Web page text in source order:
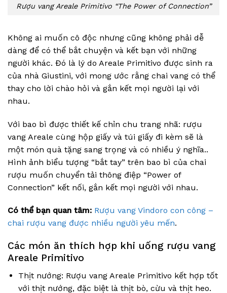
Rượu vang Areale Primitivo “The Power of Connection”
Không ai muốn cô độc nhưng cũng không phải dễ
dàng để có thể bắt chuyện và kết bạn với những
người khác. Đó là lý do Areale Primitivo được sinh ra
của nhà Giustini, với mong ước rằng chai vang có thể
thay cho lời chào hỏi và gắn kết mọi người lại với
nhau.
Với bao bì được thiết kế chỉn chu trang nhã: rượu
vang Areale cùng hộp giấy và túi giấy đi kèm sẽ là
một món quà tặng sang trọng và có nhiều ý nghĩa..
Hình ảnh biểu tượng “bắt tay” trên bao bì của chai
rượu muốn chuyển tải thông điệp “Power of
Connection” kết nối, gắn kết mọi người với nhau.
Có thể bạn quan tâm: Rượu vang Vindoro con công –
chai rượu vang được nhiều người yêu mến.
Các món ăn thích hợp khi uống rượu vang
Areale Primitivo
Thịt nướng: Rượu vang Areale Primitivo kết hợp tốt
với thịt nướng, đặc biệt là thịt bò, cừu và thịt heo.